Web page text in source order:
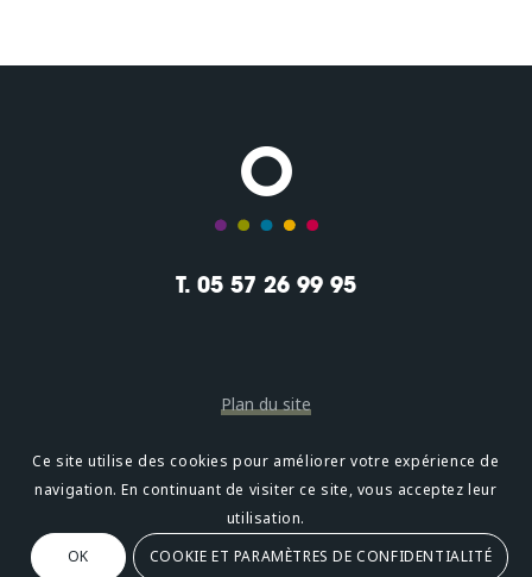
T. 05 57 26 99 95
Plan du site
Mentions légales
Confidentialité
Oméni2, avenue Léonard de Vinci 33600 PESSAC
Ce site utilise des cookies pour améliorer votre expérience de
navigation. En continuant de visiter ce site, vous acceptez leur
utilisation.
OK
COOKIE ET PARAMÈTRES DE CONFIDENTIALITÉ